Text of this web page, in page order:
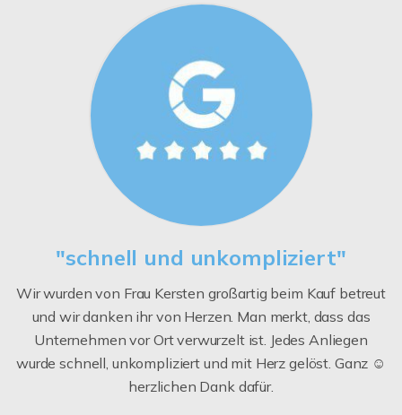
"schnell und unkompliziert"
Wir wurden von Frau Kersten großartig beim Kauf betreut
und wir danken ihr von Herzen. Man merkt, dass das
Unternehmen vor Ort verwurzelt ist. Jedes Anliegen
wurde schnell, unkompliziert und mit Herz gelöst. Ganz ☺️
herzlichen Dank dafür.